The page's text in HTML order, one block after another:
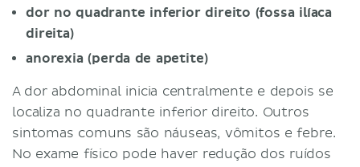
dor no quadrante inferior direito (fossa ilíaca
direita)
anorexia (perda de apetite)
A dor abdominal inicia centralmente e depois se
localiza no quadrante inferior direito. Outros
sintomas comuns são náuseas, vômitos e febre.
No exame físico pode haver redução dos ruídos